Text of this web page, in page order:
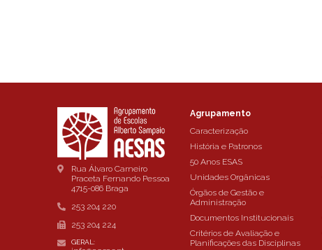
Rua Álvaro Carneiro
Praceta Fernando Pessoa
4715-086 Braga
253 204 220
253 204 224
GERAL:
Agrupamento
Caracterização
História e Patronos
50 Anos ESAS
Unidades Orgânicas
Órgãos de Gestão e
Administração
Documentos Institucionais
Critérios de Avaliação e
Planificações das Disciplinas